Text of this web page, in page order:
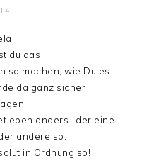
du das
so machen, wie Du es
da ganz sicher
eben anders- der eine
andere so.
in Ordnung so!